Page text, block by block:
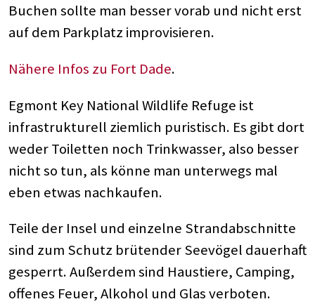
Buchen sollte man besser vorab und nicht erst
auf dem Parkplatz improvisieren.
Nähere Infos zu Fort Dade.
Egmont Key National Wildlife Refuge ist
infrastrukturell ziemlich puristisch. Es gibt dort
weder Toiletten noch Trinkwasser, also besser
nicht so tun, als könne man unterwegs mal
eben etwas nachkaufen.
Teile der Insel und einzelne Strandabschnitte
sind zum Schutz brütender Seevögel dauerhaft
gesperrt. Außerdem sind Haustiere, Camping,
offenes Feuer, Alkohol und Glas verboten.